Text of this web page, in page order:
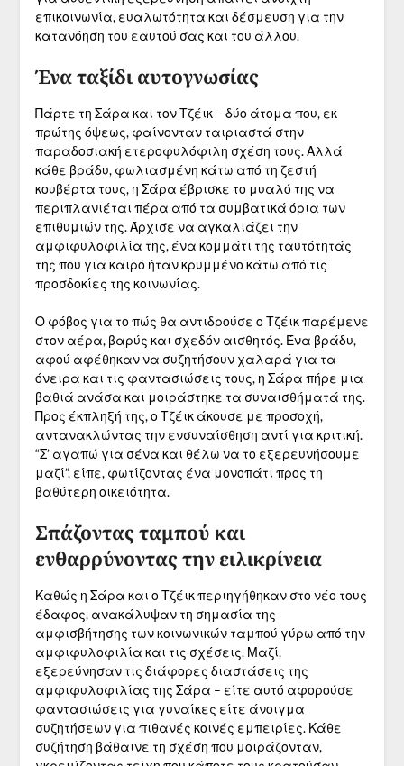
επικοινωνία, ευαλωτότητα και δέσμευση για την
κατανόηση του εαυτού σας και του άλλου.
Ένα ταξίδι αυτογνωσίας
Πάρτε τη Σάρα και τον Τζέικ – δύο άτομα που, εκ
πρώτης όψεως, φαίνονταν ταιριαστά στην
παραδοσιακή ετεροφυλόφιλη σχέση τους. Αλλά
κάθε βράδυ, φωλιασμένη κάτω από τη ζεστή
κουβέρτα τους, η Σάρα έβρισκε το μυαλό της να
περιπλανιέται πέρα από τα συμβατικά όρια των
επιθυμιών της. Άρχισε να αγκαλιάζει την
αμφιφυλοφιλία της, ένα κομμάτι της ταυτότητάς
της που για καιρό ήταν κρυμμένο κάτω από τις
προσδοκίες της κοινωνίας.
Ο φόβος για το πώς θα αντιδρούσε ο Τζέικ παρέμενε
στον αέρα, βαρύς και σχεδόν αισθητός. Ένα βράδυ,
αφού αφέθηκαν να συζητήσουν χαλαρά για τα
όνειρα και τις φαντασιώσεις τους, η Σάρα πήρε μια
βαθιά ανάσα και μοιράστηκε τα συναισθήματά της.
Προς έκπληξή της, ο Τζέικ άκουσε με προσοχή,
αντανακλώντας την ενσυναίσθηση αντί για κριτική.
“Σ’ αγαπώ για σένα και θέλω να το εξερευνήσουμε
μαζί”, είπε, φωτίζοντας ένα μονοπάτι προς τη
βαθύτερη οικειότητα.
Σπάζοντας ταμπού και
ενθαρρύνοντας την ειλικρίνεια
Καθώς η Σάρα και ο Τζέικ περιηγήθηκαν στο νέο τους
έδαφος, ανακάλυψαν τη σημασία της
αμφισβήτησης των κοινωνικών ταμπού γύρω από την
αμφιφυλοφιλία και τις σχέσεις. Μαζί,
εξερεύνησαν τις διάφορες διαστάσεις της
αμφιφυλοφιλίας της Σάρα – είτε αυτό αφορούσε
φαντασιώσεις για γυναίκες είτε άνοιγμα
συζητήσεων για πιθανές κοινές εμπειρίες. Κάθε
συζήτηση βάθαινε τη σχέση που μοιράζονταν,